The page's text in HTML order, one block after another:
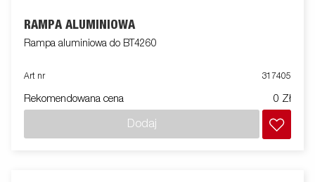
RAMPA ALUMINIOWA
Rampa aluminiowa do BT4260
Art nr 317405
Rekomendowana cena 0 Zł
Dodaj